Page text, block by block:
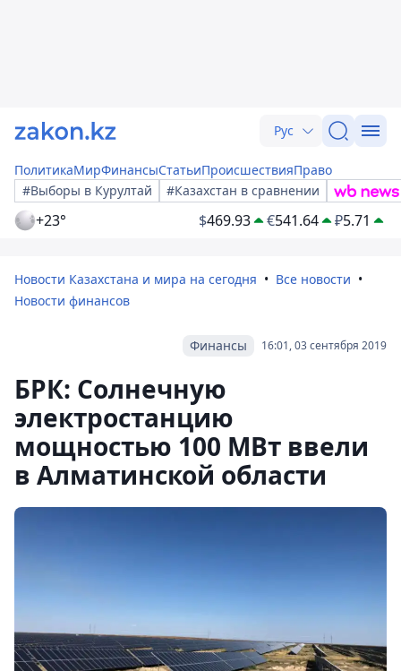
Рус
ПолитикаМирФинансыСтатьиПроисшествияПраво
#Выборы в Курултай
#Казахстан в сравнении
+23° $469.93 €541.64 ₽5.71
Новости Казахстана и мира на сегодня
Все новости
Новости финансов
16:01, 03 сентября 2019
Финансы
БРК: Солнечную
электростанцию
мощностью 100 МВт ввели
в Алматинской области